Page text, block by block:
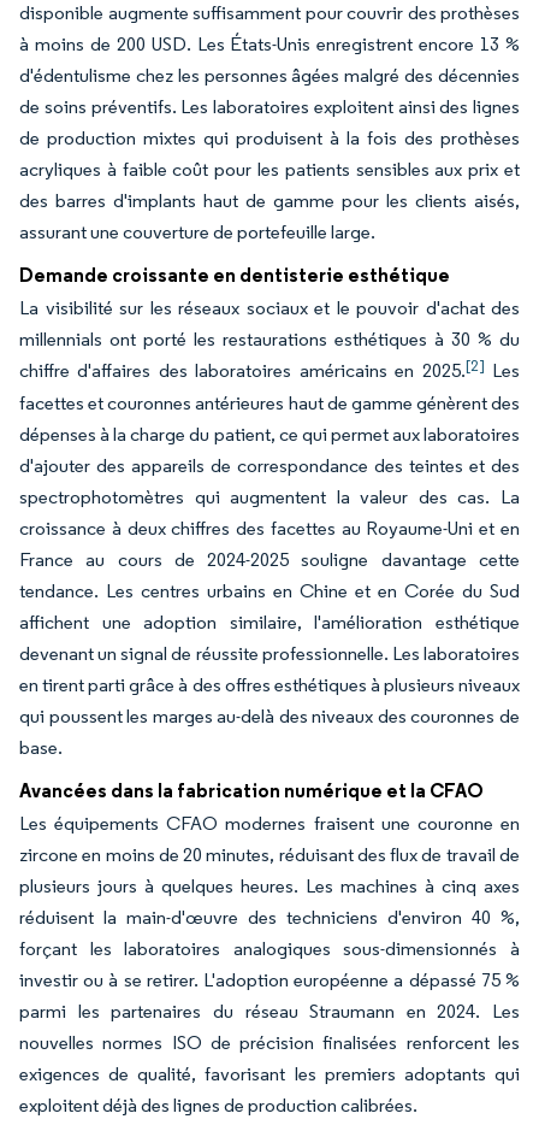
disponible augmente suffisamment pour couvrir des prothèses
à moins de 200 USD. Les États-Unis enregistrent encore 13 %
d'édentulisme chez les personnes âgées malgré des décennies
de soins préventifs. Les laboratoires exploitent ainsi des lignes
de production mixtes qui produisent à la fois des prothèses
acryliques à faible coût pour les patients sensibles aux prix et
des barres d'implants haut de gamme pour les clients aisés,
assurant une couverture de portefeuille large.
Demande croissante en dentisterie esthétique
La visibilité sur les réseaux sociaux et le pouvoir d'achat des
millennials ont porté les restaurations esthétiques à 30 % du
chiffre d'affaires des laboratoires américains en 2025.[2] Les
facettes et couronnes antérieures haut de gamme génèrent des
dépenses à la charge du patient, ce qui permet aux laboratoires
d'ajouter des appareils de correspondance des teintes et des
spectrophotomètres qui augmentent la valeur des cas. La
croissance à deux chiffres des facettes au Royaume-Uni et en
France au cours de 2024-2025 souligne davantage cette
tendance. Les centres urbains en Chine et en Corée du Sud
affichent une adoption similaire, l'amélioration esthétique
devenant un signal de réussite professionnelle. Les laboratoires
en tirent parti grâce à des offres esthétiques à plusieurs niveaux
qui poussent les marges au-delà des niveaux des couronnes de
base.
Avancées dans la fabrication numérique et la CFAO
Les équipements CFAO modernes fraisent une couronne en
zircone en moins de 20 minutes, réduisant des flux de travail de
plusieurs jours à quelques heures. Les machines à cinq axes
réduisent la main-d'œuvre des techniciens d'environ 40 %,
forçant les laboratoires analogiques sous-dimensionnés à
investir ou à se retirer. L'adoption européenne a dépassé 75 %
parmi les partenaires du réseau Straumann en 2024. Les
nouvelles normes ISO de précision finalisées renforcent les
exigences de qualité, favorisant les premiers adoptants qui
exploitent déjà des lignes de production calibrées.